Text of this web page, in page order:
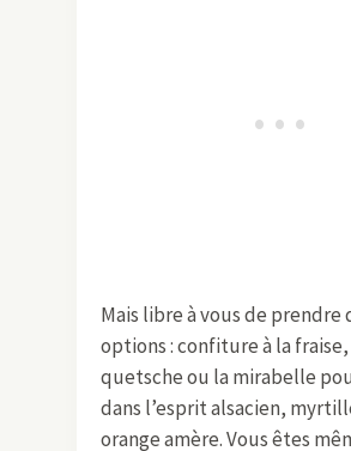
Mais libre à vous de prendre
options : confiture à la fraise,
quetsche ou la mirabelle
dans l’esprit alsacien,
orange amère. Vous êtes